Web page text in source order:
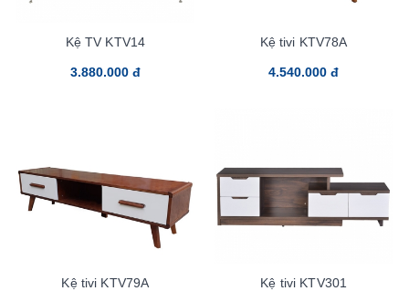
Kệ TV KTV14
3.880.000 đ
Kệ tivi KTV78A
4.540.000 đ
Kệ tivi KTV79A Kệ tivi KTV301